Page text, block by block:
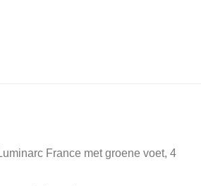
France met groene voet, 4